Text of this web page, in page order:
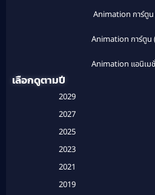
Animation การ์ตูน
Animation การ์ตูน
Animation แอนิเม
Based on a True Story สร้าง
Based on a True Story เรื่
เลือกดูตามปี
2029
2027
2025
2023
2021
2019